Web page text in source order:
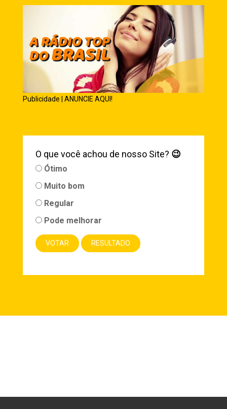
Publicidade | ANUNCIE AQUI!
O que você achou de nosso Site? 😉
Ótimo
Muito bom
Regular
Pode melhorar